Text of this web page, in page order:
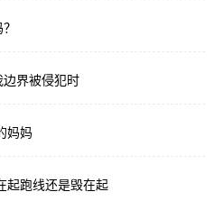
边界被侵犯时
妈妈
起跑线还是毁在起